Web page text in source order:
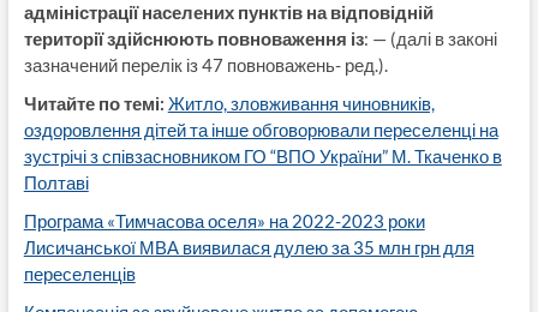
адміністрації населених пунктів на відповідній
території здійснюють повноваження із: — (далі в законі
зазначений перелік із 47 повноважень- ред.).
Читайте по темі: Житло, зловживання чиновників,
оздоровлення дітей та інше обговорювали переселенці на
зустрічі з співзасновником ГО “ВПО України” М. Ткаченко в
Полтаві
Програма «Тимчасова оселя» на 2022-2023 роки
Лисичанської МВА виявилася дулею за 35 млн грн для
переселенців